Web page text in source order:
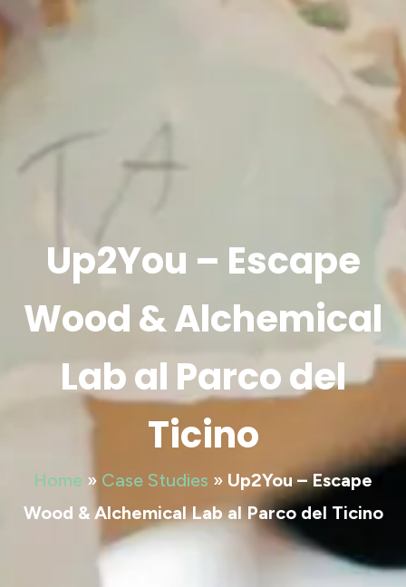
Up2You – Escape
Wood & Alchemical
Lab al Parco del
Ticino
Home » Case Studies » Up2You – Escape
Wood & Alchemical Lab al Parco del Ticino